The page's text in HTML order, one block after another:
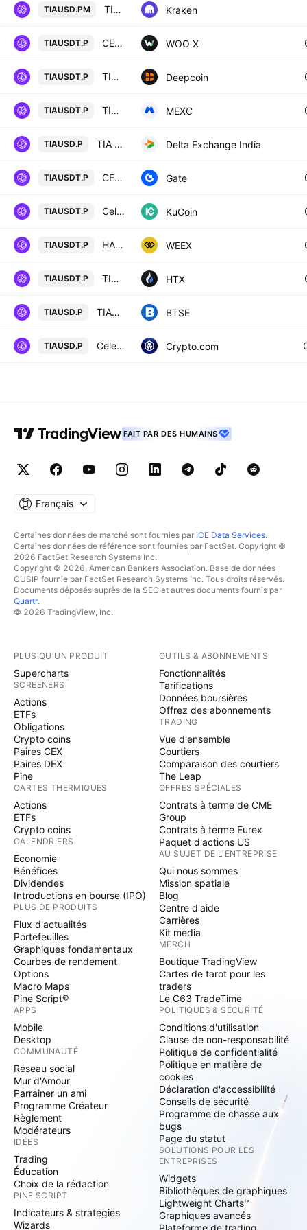
TIAUSD.PM TIAUSD Multi Collateral Perpetual Futures Contract Kraken
TIAUSDT.P CELESTIA / TETHER PERPETUAL FUTURES WOO X
TIAUSDT.P TIA/USD TETHER PERPETUAL SWAP CONTRACT Deepcoin
TIAUSDT.P TIA / Tether PERPETUAL FUTURES MEXC
TIAUSD.P TIA perpetual future quoted in USD Delta Exchange India
TIAUSDT.P CELESTIA / TETHERUS PERPETUAL CONTRACT Gate
TIAUSDT.P Celestia/Tether Perpetual Contract KuCoin
TIAUSDT.P HASHFLOW/TETHERUS PERPETUAL CONTRACT WEEX
TIAUSDT.P TIA Perpetual LinearSwap Contract HTX
TIAUSD.P TIAUSD Futures Contract (Perpetual) BTSE
TIAUSD.P Celestia USD Perpetual Crypto.com
FAIT PAR DES HUMAINS
Français
Certaines données de marché sont fournies par ICE Data Services.
Certaines données de référence sont fournies par FactSet. Copyright ©
2026 FactSet Research Systems Inc.
Copyright © 2026, American Bankers Association. Base de données
CUSIP fournie par FactSet Research Systems Inc. Tous droits réservés.
Documents déposés auprès de la SEC et autres documents fournis par
Quartr.
© 2026 TradingView, Inc.
PLUS QU'UN PRODUIT
Supercharts
SCREENERS
Actions
ETFs
Obligations
Crypto coins
Paires CEX
Paires DEX
Pine
CARTES THERMIQUES
Actions
ETFs
Crypto coins
CALENDRIERS
Economie
Bénéfices
Dividendes
Introductions en bourse (IPO)
PLUS DE PRODUITS
Flux d'actualités
Portefeuilles
Graphiques fondamentaux
Courbes de rendement
Options
Macro Maps
Pine Script®
APPS
Mobile
Desktop
COMMUNAUTÉ
Réseau social
Mur d'Amour
Parrainer un ami
Programme Créateur
Règlement
Modérateurs
IDÉES
Trading
Éducation
Choix de la rédaction
PINE SCRIPT
Indicateurs & stratégies
Wizards
OUTILS & ABONNEMENTS
Fonctionnalités
Tarifications
Données boursières
Offrez des abonnements
TRADING
Vue d'ensemble
Courtiers
Comparaison des courtiers
The Leap
OFFRES SPÉCIALES
Contrats à terme de CME
Group
Contrats à terme Eurex
Paquet d'actions US
AU SUJET DE L'ENTREPRISE
Qui nous sommes
Mission spatiale
Blog
Centre d'aide
Carrières
Kit media
MERCH
Boutique TradingView
Cartes de tarot pour les
traders
Le C63 TradeTime
POLITIQUES & SÉCURITÉ
Conditions d'utilisation
Clause de non-responsabilité
Politique de confidentialité
Politique en matière de
cookies
Déclaration d'accessibilité
Conseils de sécurité
Programme de chasse aux
bugs
Page du statut
SOLUTIONS POUR LES
ENTREPRISES
Widgets
Bibliothèques de graphiques
Lightweight Charts™
Graphiques avancés
Plateforme de trading